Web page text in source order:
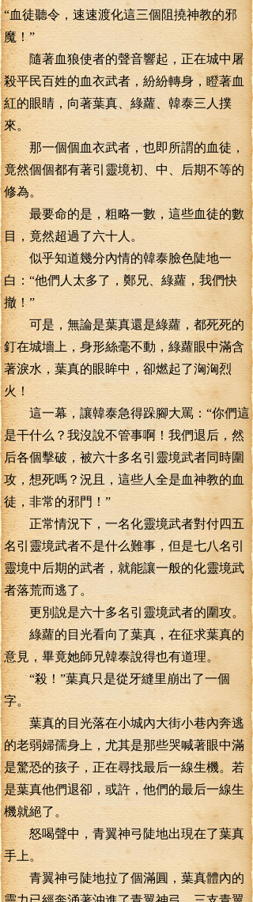
“血徒聽令，速速渡化這三個阻撓神教的邪
魔！”
隨著血狼使者的聲音響起，正在城中屠
殺平民百姓的血衣武者，紛紛轉身，瞪著血
紅的眼睛，向著葉真、綠蘿、韓泰三人撲
來。
那一個個血衣武者，也即所謂的血徒，
竟然個個都有著引靈境初、中、后期不等的
修為。
最要命的是，粗略一數，這些血徒的數
目，竟然超過了六十人。
似乎知道幾分內情的韓泰臉色陡地一
白：“他們人太多了，鄭兄、綠蘿，我們快
撤！”
可是，無論是葉真還是綠蘿，都死死的
釘在城墻上，身形絲毫不動，綠蘿眼中滿含
著淚水，葉真的眼眸中，卻燃起了洶洶烈
火！
這一幕，讓韓泰急得跺腳大罵：“你們這
是干什么？我沒說不管事啊！我們退后，然
后各個擊破，被六十多名引靈境武者同時圍
攻，想死嗎？況且，這些人全是血神教的血
徒，非常的邪門！”
正常情況下，一名化靈境武者對付四五
名引靈境武者不是什么難事，但是七八名引
靈境中后期的武者，就能讓一般的化靈境武
者落荒而逃了。
更別說是六十多名引靈境武者的圍攻。
綠蘿的目光看向了葉真，在征求葉真的
意見，畢竟她師兄韓泰說得也有道理。
“殺！”葉真只是從牙縫里崩出了一個
字。
葉真的目光落在小城內大街小巷內奔逃
的老弱婦孺身上，尤其是那些哭喊著眼中滿
是驚恐的孩子，正在尋找最后一線生機。若
是葉真他們退卻，或許，他們的最后一線生
機就絕了。
怒喝聲中，青翼神弓陡地出現在了葉真
手上。
青翼神弓陡地拉了個滿圓，葉真體內的